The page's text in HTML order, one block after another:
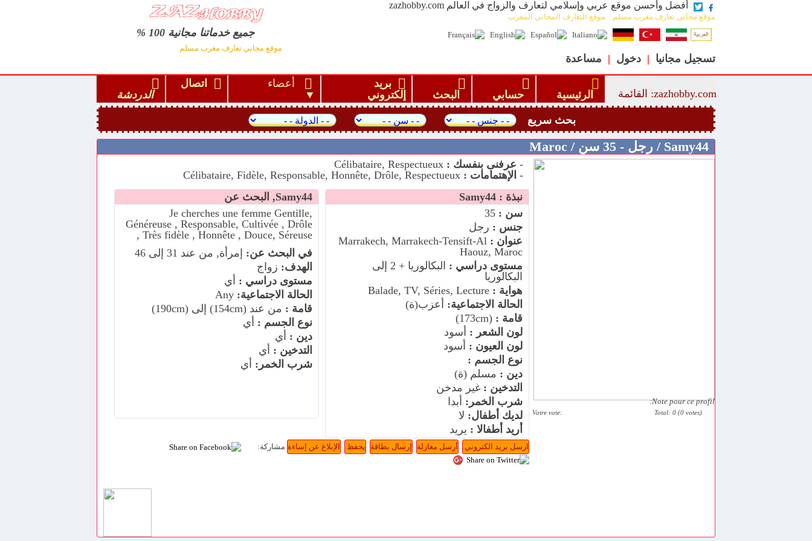
جميع خدماتنا مجانية 100 %
موقع مجاني تعارف مغرب مسلم
zazhobby.com أفضل وأحسن موقع عربي وإسلامي لتعارف والزواج في العالم
موقع مجاني تعارف مغرب مسلم موقع التعارف المجاني المغرب
تسجيل مجانيا | دخول | مساعدة
zazhobby.com: القائمة الرئيسية حسابي البحث
بريد
إلكتروني
أعضاء
اتصال
الدردشة
بحث سريع
Samy44 / رجل - 35 سن / Maroc
Note pour ce profil:
Votre vote: Total: 0 (0 votes)
- عرفنى بنفسك :
- الإهتمامات :
نبذة : Samy44
سن :
جنس : رجل
عنوان : Marrakech, Marrakech-Tensift-Al
Haouz, Maroc
مستوى دراسي :
البكالوريا + 2 إلى
البكالوريا
هواية :
الحالة الاجتماعية: أعزب(ة)
قامة : (173cm)
لون الشعر : أسود
لون العيون : أسود
نوع الجسم :
دين : مسلم (ة)
التدخين : غير مدخن
شرب الخمر: أبدا
لديك أطفال: لا
أريد أطفالا : يريد
Samy44, البحث عن
Je cherches une femme Gentille,
Généreuse , Responsable, Cultivée , Drôle
, Très fidèle , Honnête , Douce, Séreuse
في البحث عن: إمرأة, من عند 31 إلى 46
الهدف: زواج
مستوى دراسي : أي
الحالة الاجتماعية: Any
قامة : من عند (154cm) إلى (190cm)
نوع الجسم : أي
دين : أي
التدخين : أي
شرب الخمر: أي
مشاركة: